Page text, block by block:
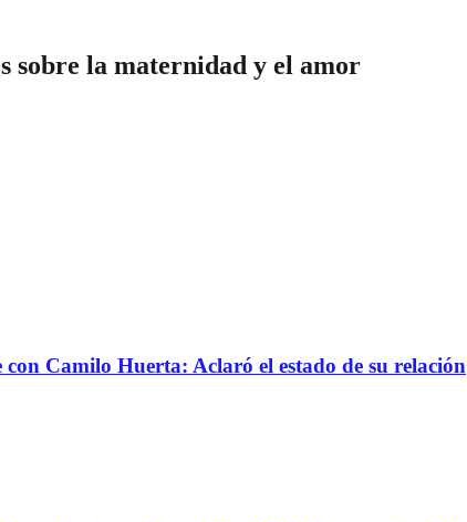
sobre la maternidad y el amor
Camilo Huerta: Aclaró el estado de su relación